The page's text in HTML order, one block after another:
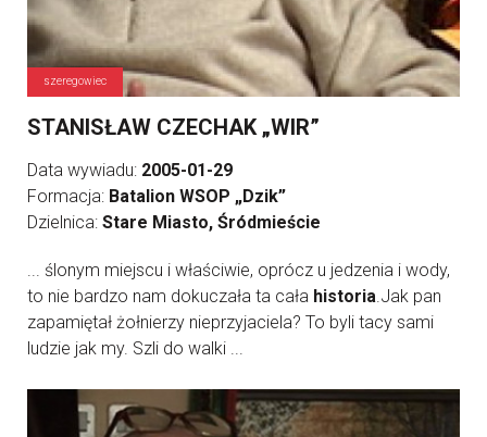
szeregowiec
STANISŁAW CZECHAK „WIR”
Data wywiadu: 2005-01-29
Formacja: Batalion WSOP „Dzik”
Dzielnica: Stare Miasto, Śródmieście
... ślonym miejscu i właściwie, oprócz u jedzenia i wody,
to nie bardzo nam dokuczała ta cała historia.Jak pan
zapamiętał żołnierzy nieprzyjaciela? To byli tacy sami
ludzie jak my. Szli do walki ...